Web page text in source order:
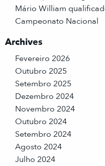
Mário William
Campeonato Nacional
Archives
Fevereiro 2026
Outubro 2025
Setembro 2025
Dezembro 2024
Novembro 2024
Outubro 2024
Setembro 2024
Agosto 2024
Julho 2024